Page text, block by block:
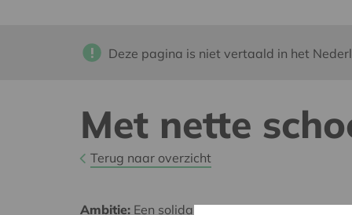
Deze pagina is niet vertaald in het
Met nette
Terug naar overzicht
Ambitie: Een solidaire, respectvolle